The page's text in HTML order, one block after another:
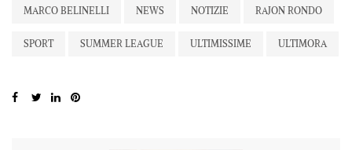
MARCO BELINELLI NEWS NOTIZIE RAJON RONDO
SPORT SUMMER LEAGUE ULTIMISSIME ULTIMORA